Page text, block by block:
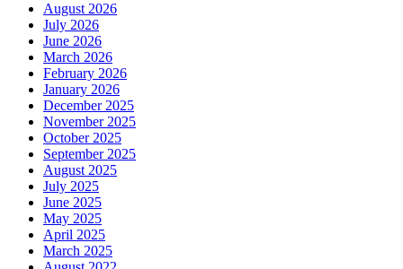
August 2026
July 2026
June 2026
March 2026
February 2026
January 2026
December 2025
November 2025
October 2025
September 2025
August 2025
July 2025
June 2025
May 2025
April 2025
March 2025